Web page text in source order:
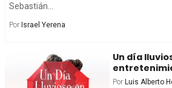
Sebastián...
Por Israel Yerena
Un día
Por Luis Alberto